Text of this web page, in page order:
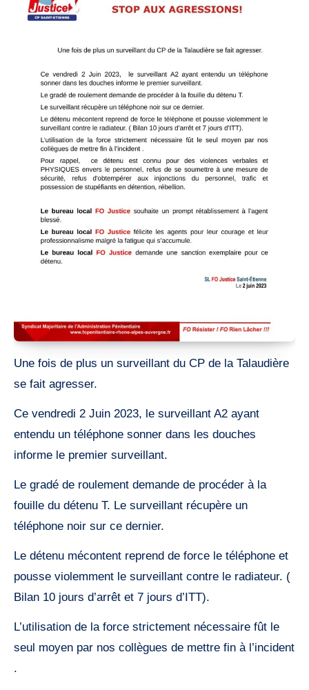
Une fois de plus un surveillant du CP de la Talaudière
se fait agresser.
Ce vendredi 2 Juin 2023, le surveillant A2 ayant
entendu un téléphone sonner dans les douches
informe le premier surveillant.
Le gradé de roulement demande de procéder à la
fouille du détenu T. Le surveillant récupère un
téléphone noir sur ce dernier.
Le détenu mécontent reprend de force le téléphone et
pousse violemment le surveillant contre le radiateur. (
Bilan 10 jours d’arrêt et 7 jours d’ITT).
L’utilisation de la force strictement nécessaire fût le
seul moyen par nos collègues de mettre fin à l’incident
.